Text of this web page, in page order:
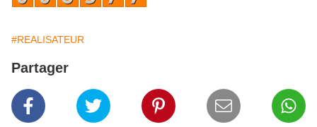
#REALISATEUR
Partager